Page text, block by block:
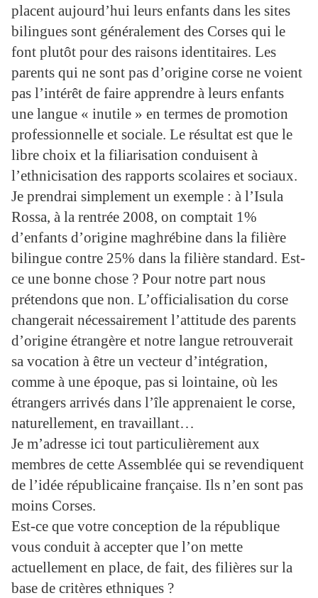
placent aujourd’hui leurs enfants dans les sites
bilingues sont généralement des Corses qui le
font plutôt pour des raisons identitaires. Les
parents qui ne sont pas d’origine corse ne voient
pas l’intérêt de faire apprendre à leurs enfants
une langue « inutile » en termes de promotion
professionnelle et sociale. Le résultat est que le
libre choix et la filiarisation conduisent à
l’ethnicisation des rapports scolaires et sociaux.
Je prendrai simplement un exemple : à l’Isula
Rossa, à la rentrée 2008, on comptait 1%
d’enfants d’origine maghrébine dans la filière
bilingue contre 25% dans la filière standard. Est-
ce une bonne chose ? Pour notre part nous
prétendons que non. L’officialisation du corse
changerait nécessairement l’attitude des parents
d’origine étrangère et notre langue retrouverait
sa vocation à être un vecteur d’intégration,
comme à une époque, pas si lointaine, où les
étrangers arrivés dans l’île apprenaient le corse,
naturellement, en travaillant…
Je m’adresse ici tout particulièrement aux
membres de cette Assemblée qui se revendiquent
de l’idée républicaine française. Ils n’en sont pas
moins Corses.
Est-ce que votre conception de la république
vous conduit à accepter que l’on mette
actuellement en place, de fait, des filières sur la
base de critères ethniques ?